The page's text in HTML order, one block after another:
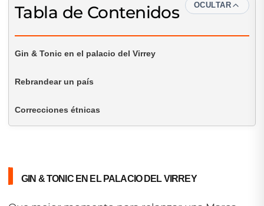
Tabla de Contenidos OCULTAR
Gin & Tonic en el palacio del Virrey
Rebrandear un país
Correcciones étnicas
GIN & TONIC EN EL PALACIO DEL VIRREY